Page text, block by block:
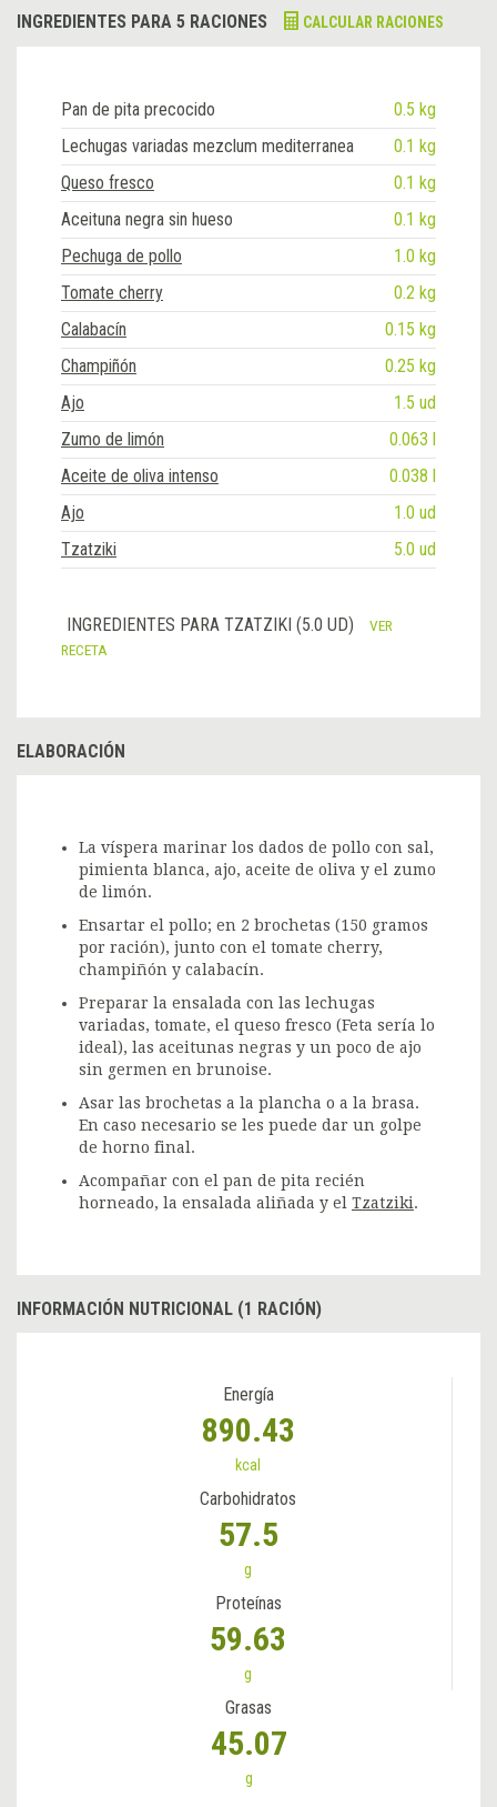
INGREDIENTES PARA 5 RACIONES CALCULAR RACIONES
Pan de pita precocido
0.5 kg
Lechugas variadas mezclum mediterranea
0.1 kg
Queso fresco
0.1 kg
Aceituna negra sin hueso
0.1 kg
Pechuga de pollo
1.0 kg
Tomate cherry
0.2 kg
Calabacín
0.15 kg
Champiñón
0.25 kg
Ajo
1.5 ud
Zumo de limón
0.063 l
Aceite de oliva intenso
0.038 l
Ajo
1.0 ud
Tzatziki
5.0 ud
INGREDIENTES PARA TZATZIKI (5.0 UD)
VER
RECETA
ELABORACIÓN
La víspera marinar los dados de pollo con sal,
pimienta blanca, ajo, aceite de oliva y el zumo
de limón.
Ensartar el pollo; en 2 brochetas (150 gramos
por ración), junto con el tomate cherry,
champiñón y calabacín.
Preparar la ensalada con las lechugas
variadas, tomate, el queso fresco (Feta sería lo
ideal), las aceitunas negras y un poco de ajo
sin germen en brunoise.
Asar las brochetas a la plancha o a la brasa.
En caso necesario se les puede dar un golpe
de horno final.
Acompañar con el pan de pita recién
horneado, la ensalada aliñada y el Tzatziki.
INFORMACIÓN NUTRICIONAL (1 RACIÓN)
Energía
890.43
kcal
Carbohidratos
57.5
g
Proteínas
59.63
g
Grasas
45.07
g